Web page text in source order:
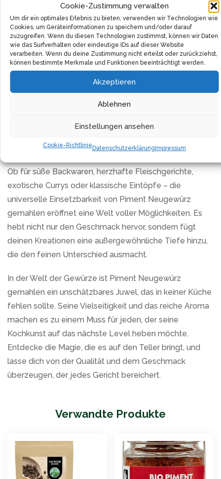
Cookie-Zustimmung verwalten
Um dir ein optimales Erlebnis zu bieten, verwenden wir Technologien wie
Cookies, um Geräteinformationen zu speichern und/oder darauf
zuzugreifen. Wenn du diesen Technologien zustimmst, können wir Daten
wie das Surfverhalten oder eindeutige IDs auf dieser Website
verarbeiten. Wenn du deine Zustimmung nicht erteilst oder zurückziehst,
können bestimmte Merkmale und Funktionen beeinträchtigt werden.
Akzeptieren
Ablehnen
Einstellungen ansehen
Cookie-RichtlinieDatenschutzerklärung Impressum
ist, sondern du auch lange Freude daran hast. Du kannst
sicher sein, dass du bei jeder Verwendung die gleiche
erstklassige Qualität erhältst, die deine Gerichte
veredelt und deine Gäste beeindruckt.
Dieses Piment Neugewürz gemahlen stammt von
ausgewählten Lieferanten, die Wert auf nachhaltigen
Anbau und faire Handelspraktiken legen. Mit jedem
Beschaffung.
Ob für süße Backwaren, herzhafte Fleischgerichte,
exotische Currys oder klassische Eintöpfe – die
universelle Einsetzbarkeit von Piment Neugewürz
gemahlen eröffnet eine Welt voller Möglichkeiten. Es
hebt nicht nur den Geschmack hervor, sondern fügt
deinen Kreationen eine außergewöhnliche Tiefe hinzu,
die den feinen Unterschied ausmacht.
In der Welt der Gewürze ist Piment Neugewürz
gemahlen ein unschätzbares Juwel, das in keiner Küche
fehlen sollte. Seine Vielseitigkeit und das reiche Aroma
machen es zu einem Muss für jeden, der seine
Kochkunst auf das nächste Level heben möchte.
Entdecke die Magie, die es auf den Teller bringt, und
lasse dich von der Qualität und dem Geschmack
überzeugen, der jedes Gericht bereichert.
Verwandte Produkte